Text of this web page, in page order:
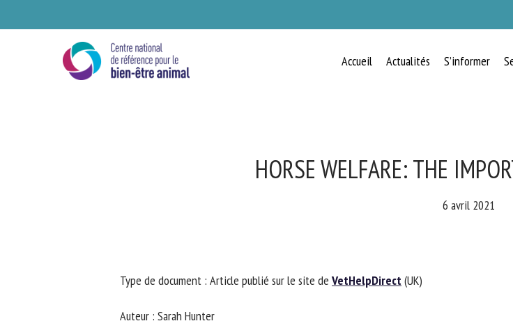
Accueil Actualités S’informer
HORSE WELFARE: THE
6 avril 2021
Type de document : Article publié sur le site deVetHelpDirect(UK)
Auteur : Sarah Hunter
BIEN-ÊTRE
Veuillez remplir le formulaire ci-dessous pour vous